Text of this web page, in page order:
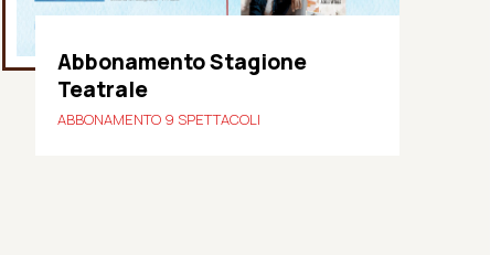
Abbonamento Stagione
Teatrale
ABBONAMENTO 9 SPETTACOLI